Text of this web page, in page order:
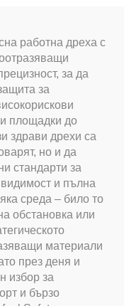
работна дреха с
за да
за
площадки до
здрави дрехи са
но и да
стандарти за
видимост и пълна
среда – било то
обстановка или
материали
през деня и
избор за
и бързо